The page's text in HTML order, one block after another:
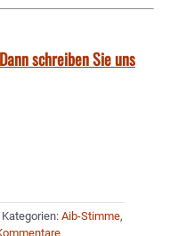
schreiben Sie uns
Kategorien: Aib-Stimme,